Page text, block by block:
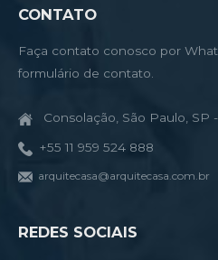
CONTATO
Faça contato conosco por
formulário de contato.
Consolação, São Paulo, SP
+55 11 959 524 888
arquitecasa@arquitecasa.com.br
REDES SOCIAIS